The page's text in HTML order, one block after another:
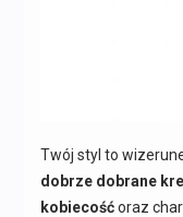
Twój styl to
dobrze dobrane
kobiecośćoraz